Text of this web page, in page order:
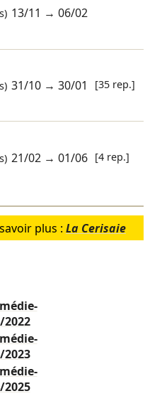
13/11 →06/02
31/10 →30/01 [35 rep.]
21/02 →01/06 [4 rep.]
plus : La Cerisaie
2022
2023
2025